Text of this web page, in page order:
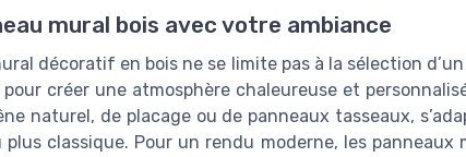
mural bois avec votre ambiance
décoratif en bois ne se limite pas à la sélection
pour créer une atmosphère chaleureuse et
naturel, de placage ou de panneaux tasseaux,
classique. Pour un rendu moderne, les panneaux